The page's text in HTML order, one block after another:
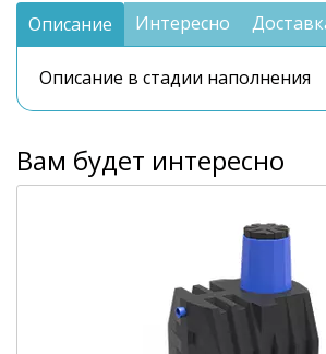
Описание Интересно
Описание в стадии наполнения
Вам будет интересно